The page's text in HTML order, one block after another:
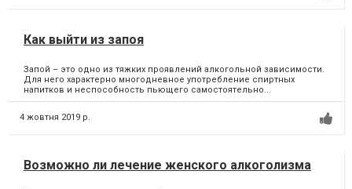
Как выйти из запоя
Запой – это одно из тяжких проявлений алкогольной зависимости.
Для него характерно многодневное употребление спиртных
напитков и неспособность пьющего самостоятельно...
4 жовтня 2019 р.
Возможно ли лечение женского алкоголизма